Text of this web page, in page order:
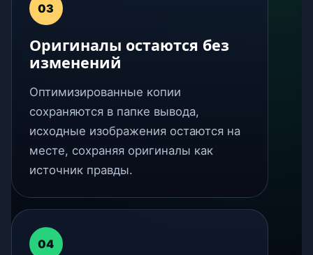
03
Оригиналы остаются без
изменений
Оптимизированные копии
сохраняются в папке вывода,
исходные изображения остаются на
месте, сохраняя оригиналы как
источник правды.
04